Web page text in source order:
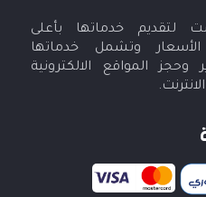
خدماتها بأعلى
وتشمل خدماتها
المواقع الالكترونية